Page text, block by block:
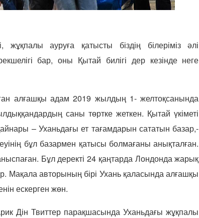
ауруға қатысты біздің білеріміз әлі
бар, оны Қытай билігі дер кезінде неге
алғашқы адам 2019 жылдың 1- желтоқсанында
саны төртке жеткен. Қытай үкіметі
– Уханьдағы ет тағамдарын сататын базар,-
бұл базармен қатысы болмағаны анықталған.
Бұл деректі 24 қаңтарда Лондонда жарық
авторының бірі Ухань қаласында алғашқы
ескерген жөн.
Дін Твиттер парақшасында Уханьдағы жұқпалы